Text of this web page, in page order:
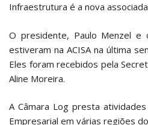
Infraestrutura é a nova associada
O presidente, Paulo Menzel e
estiveram na ACISA na última
Eles foram recebidos pela
Aline Moreira.
A Câmara Log presta
Empresarial em várias regiões